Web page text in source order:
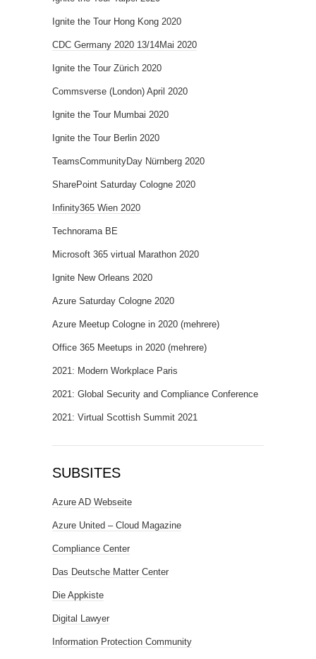
Ignite the Tour Hong Kong 2020
CDC Germany 2020 13/14Mai 2020
Ignite the Tour Zürich 2020
Commsverse (London) April 2020
Ignite the Tour Mumbai 2020
Ignite the Tour Berlin 2020
TeamsCommunityDay Nürnberg 2020
SharePoint Saturday Cologne 2020
Infinity365 Wien 2020
Technorama BE
Microsoft 365 virtual Marathon 2020
Ignite New Orleans 2020
Azure Saturday Cologne 2020
Azure Meetup Cologne in 2020 (mehrere)
Office 365 Meetups in 2020 (mehrere)
2021: Modern Workplace Paris
2021: Global Security and Compliance Conference
2021: Virtual Scottish Summit 2021
SUBSITES
Azure AD Webseite
Azure United – Cloud Magazine
Compliance Center
Das Deutsche Matter Center
Die Appkiste
Digital Lawyer
Information Protection Community